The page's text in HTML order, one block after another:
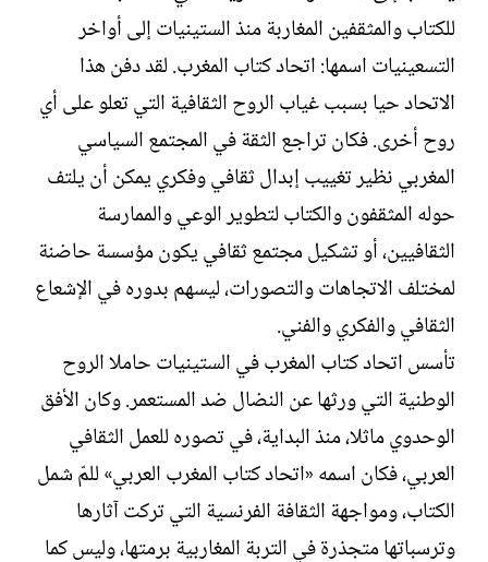
للكتاب والمثقفين المغاربة منذ الستينيات إلى أواخر
التسعينيات اسمها: اتحاد كتاب المغرب. لقد دفن هذا
الاتحاد حيا بسبب غياب الروح الثقافية التي تعلو على أي
روح أخرى. فكان تراجع الثقة في المجتمع السياسي
المغربي نظير تغييب إبدال ثقافي وفكري يمكن أن يلتف
حوله المثقفون والكتاب لتطوير الوعي والممارسة
الثقافيين، أو تشكيل مجتمع ثقافي يكون مؤسسة حاضنة
لمختلف الاتجاهات والتصورات، ليسهم بدوره في الإشعاع
الثقافي والفكري والفني.
تأسس اتحاد كتاب المغرب في الستينيات حاملا الروح
الوطنية التي ورثها عن النضال ضد المستعمر. وكان الأفق
الوحدوي ماثلا، منذ البداية، في تصوره للعمل الثقافي
العربي، فكان اسمه «اتحاد كتاب المغرب العربي» للمّ شمل
الكتاب، ومواجهة الثقافة الفرنسية التي تركت آثارها
وترسباتها متجذرة في التربة المغاربية برمتها، وليس كما